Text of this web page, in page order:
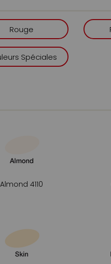
prise en main
Bague grise d’identification
Picots anti-glisse sur les
plus sûres.
Un clic sonore
la durée.
un rendu propre, l’usage
papier type bristol est
en sachet de
Rouge
Spéciales
Almond 4110